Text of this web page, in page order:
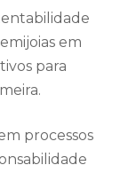
em
para
processos